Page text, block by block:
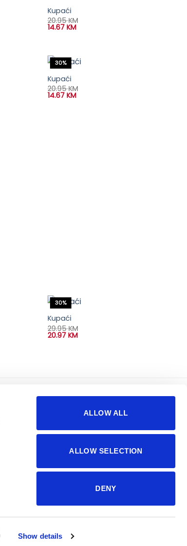
Show details
ALLOW ALL
ALLOW SELECTION
DENY
Kupaći
20.95KM
14.67 KM
30%
Kupaći
20.95KM
14.67 KM
30%
Kupaći
29.95KM
20.97 KM
impressum